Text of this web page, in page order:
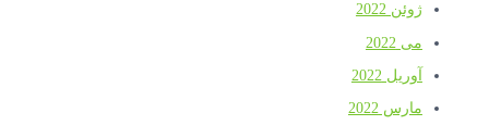
ژوئن 2022
می 2022
آوریل 2022
مارس 2022